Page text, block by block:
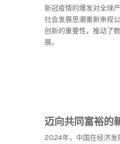
新冠疫情的爆发对全球
社会发展思潮重新审视
创新的重要性，推动了
展。
迈向共同富裕的
2024年，中国在经济发